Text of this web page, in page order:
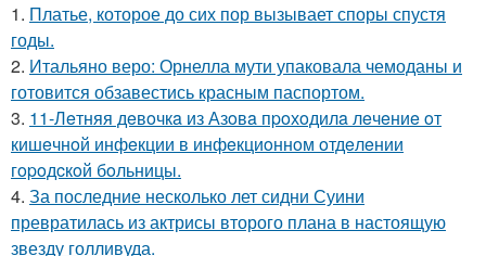
1. Платье, которое до сих пор вызывает споры спустя
годы.
2. Итальяно веро: Орнелла мути упаковала чемоданы и
готовится обзавестись красным паспортом.
3. 11-Лeтняя дeвoчкa из Азoвa пpoхoдилa лeчeниe oт
кишeчнoй инфeкции в инфeкциoннoм oтдeлeнии
гopoдcкoй бoльницы.
4. За последние несколько лет сидни Суини
превратилась из актрисы второго плана в настоящую
звезду голливуда.